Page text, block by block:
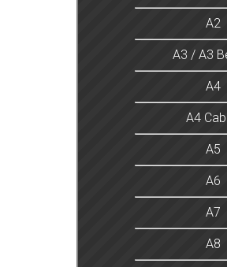
A2
A3 / A3
A4
A4
A5
A6
A7
A8